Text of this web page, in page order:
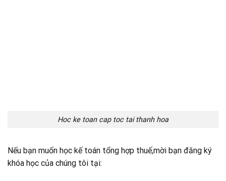
Hoc ke toan cap toc tai thanh hoa
Nếu bạn muốn học kế toán tổng hợp thuế,mời bạn đăng ký
khóa học của chúng tôi tại: